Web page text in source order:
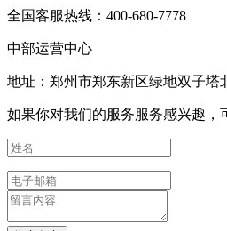
全国客服热线：400-680-7778
中部运营中心
地址：郑州市郑东新区绿地双子塔
如果你对我们的服务服务感兴趣